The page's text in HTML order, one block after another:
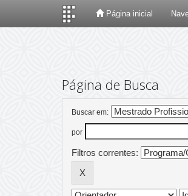
Página inicial
Página de Busca
Buscar em:
por
Filtros correntes: